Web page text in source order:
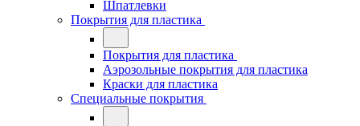
Шпатлевки
Покрытия для пластика
Покрытия для пластика
Аэрозольные покрытия для пластика
Краски для пластика
Специальные покрытия